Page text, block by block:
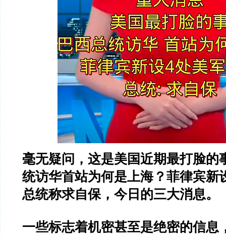
毫无疑问，这是美国近期最打脸的
统访华首站为何是上海？菲律宾新
总统称求自保，今日的三大消息。
一些标志着机密甚至是绝密的信息